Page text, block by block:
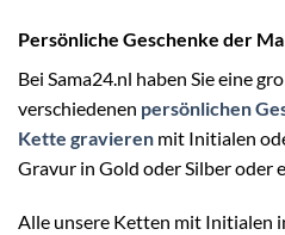
Persönliche Geschenke der
Bei Sama24.nl haben Sie eine
verschiedenen persönlichen
Kette gravieren mit Initialen
Gravur in Gold oder Silber oder
Alle unsere Ketten mit Initialen